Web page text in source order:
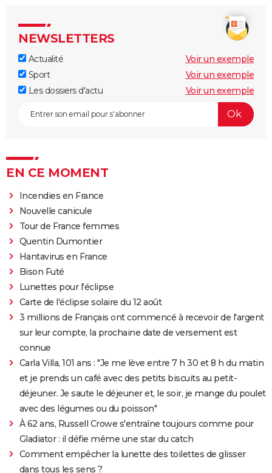
NEWSLETTERS
Actualité
Voir un exemple
Sport
Voir un exemple
Les dossiers d'actu
Voir un exemple
EN CE MOMENT
Incendies en France
Nouvelle canicule
Tour de France femmes
Quentin Dumontier
Hantavirus en France
Bison Futé
Lunettes pour l'éclipse
Carte de l'éclipse solaire du 12 août
3 millions de Français ont commencé à recevoir de l'argent
sur leur compte, la prochaine date de versement est
connue
Carla Villa, 101 ans : "Je me lève entre 7 h 30 et 8 h du matin
et je prends un café avec des petits biscuits au petit-
déjeuner. Je saute le déjeuner et, le soir, je mange du poulet
avec des légumes ou du poisson"
À 62 ans, Russell Crowe s'entraîne toujours comme pour
Gladiator : il défie même une star du catch
Comment empêcher la lunette des toilettes de glisser
dans tous les sens ?